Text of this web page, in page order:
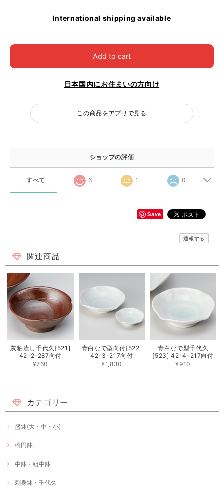
International shipping available
Add to cart
日本国内にお住まいの方向け
この商品をアプリで見る
ショップの評価
すべて 6 1 0
Save
通報する
関連商品
灰釉流し千代久[521]
42-2-287向付
¥760
青白なで型向付[522]
42-3-217向付
¥1,830
青白なで型千代久
[523] 42-4-217向付
¥910
カテゴリー
盛鉢(大・中・小)
楕円鉢
中鉢・組中鉢
刺身鉢・千代久